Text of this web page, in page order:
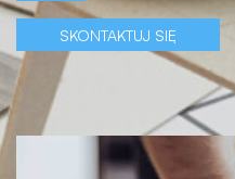
SKONTAKTUJ SIĘ